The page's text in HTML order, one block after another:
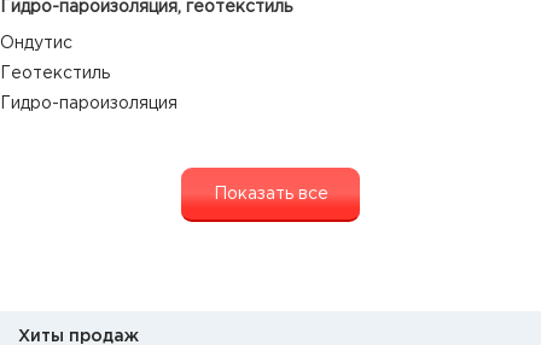
Гидро-пароизоляция, геотекстиль
Ондутис
Геотекстиль
Гидро-пароизоляция
Показать все
Хиты продаж